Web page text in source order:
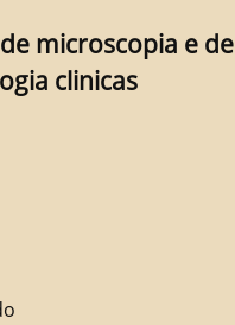
microscopia e de
clinicas